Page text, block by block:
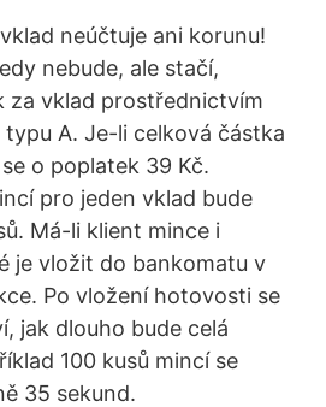
neúčtuje ani korunu!
nebude, ale stačí,
za vklad prostřednictvím
A. Je-li celková částka
o poplatek 39 Kč.
pro jeden vklad bude
Má-li klient mince i
je vložit do bankomatu v
Po vložení hotovosti se
jak dlouho bude celá
100 kusů mincí se
35 sekund.